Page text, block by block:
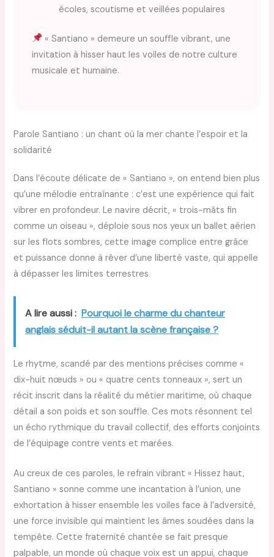
écoles, scoutisme et veillées populaires
« Santiano » demeure un souffle vibrant, une
invitation à hisser haut les voiles de notre culture
musicale et humaine.
Parole Santiano : un chant où la mer chante l’espoir et la
solidarité
Dans l’écoute délicate de « Santiano », on entend bien plus
qu’une mélodie entraînante : c’est une expérience qui fait
vibrer en profondeur. Le navire décrit, « trois-mâts fin
comme un oiseau », déploie sous nos yeux un ballet aérien
sur les flots sombres, cette image complice entre grâce
et puissance donne à rêver d’une liberté vaste, qui appelle
à dépasser les limites terrestres.
A lire aussi : Pourquoi le charme du chanteur
anglais séduit-il autant la scène française ?
Le rhytme, scandé par des mentions précises comme «
dix-huit nœuds » ou « quatre cents tonneaux », sert un
récit inscrit dans la réalité du métier maritime, où chaque
détail a son poids et son souffle. Ces mots résonnent tel
un écho rythmique du travail collectif, des efforts conjoints
de l’équipage contre vents et marées.
Au creux de ces paroles, le refrain vibrant « Hissez haut,
Santiano » sonne comme une incantation à l’union, une
exhortation à hisser ensemble les voiles face à l’adversité,
une force invisible qui maintient les âmes soudées dans la
tempête. Cette fraternité chantée se fait presque
palpable, un monde où chaque voix est un appui, chaque